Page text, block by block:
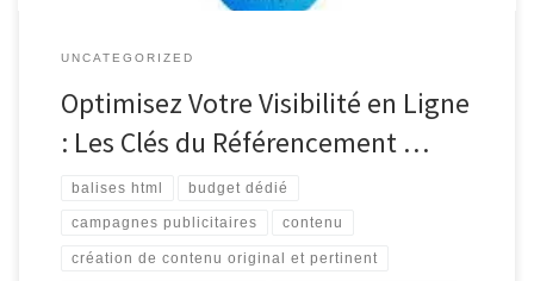
UNCATEGORIZED
Optimisez Votre Visibilité en Ligne
: Les Clés du Référencement …
balises html budget dédié
campagnes publicitaires contenu
création de contenu original et pertinent